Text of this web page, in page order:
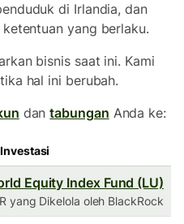
di Irlandia, dan
yang berlaku.
bisnis saat ini. Kami
hal ini berubah.
dantabungan Anda ke:
Equity Index Fund (LU)
yang Dikelola oleh BlackRock